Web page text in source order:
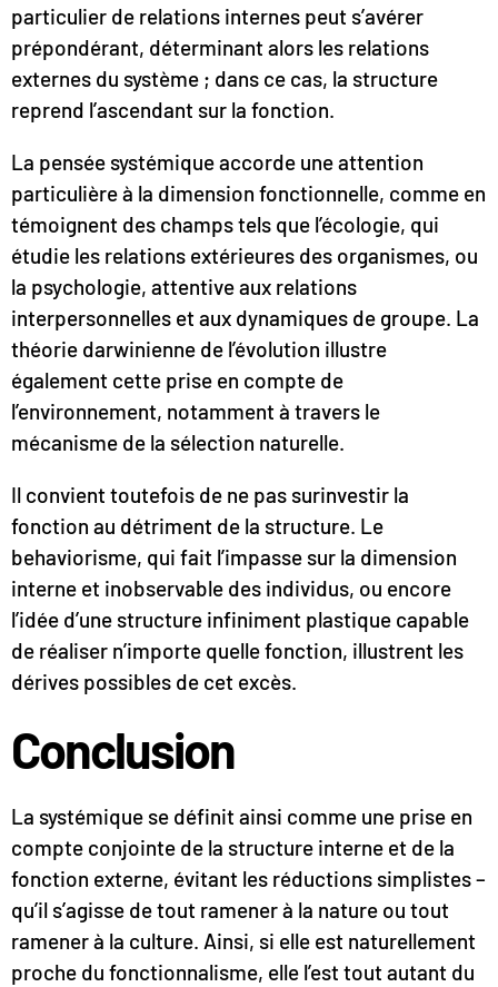
particulier de relations internes peut s’avérer
prépondérant, déterminant alors les relations
externes du système ; dans ce cas, la structure
reprend l’ascendant sur la fonction.
La pensée systémique accorde une attention
particulière à la dimension fonctionnelle, comme en
témoignent des champs tels que l’écologie, qui
étudie les relations extérieures des organismes, ou
la psychologie, attentive aux relations
interpersonnelles et aux dynamiques de groupe. La
théorie darwinienne de l’évolution illustre
également cette prise en compte de
l’environnement, notamment à travers le
mécanisme de la sélection naturelle.
Il convient toutefois de ne pas surinvestir la
fonction au détriment de la structure. Le
behaviorisme, qui fait l’impasse sur la dimension
interne et inobservable des individus, ou encore
l’idée d’une structure infiniment plastique capable
de réaliser n’importe quelle fonction, illustrent les
dérives possibles de cet excès.
Conclusion
La systémique se définit ainsi comme une prise en
compte conjointe de la structure interne et de la
fonction externe, évitant les réductions simplistes –
qu’il s’agisse de tout ramener à la nature ou tout
ramener à la culture. Ainsi, si elle est naturellement
proche du fonctionnalisme, elle l’est tout autant du